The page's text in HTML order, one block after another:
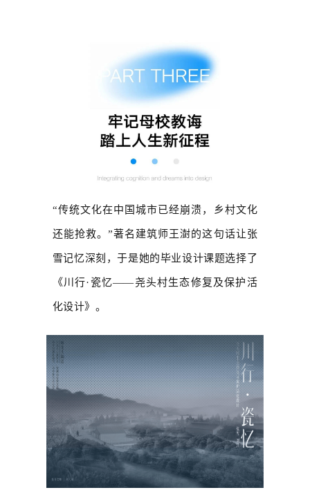
“传统文化在中国城市已经崩溃，乡村文化
还能抢救。”著名建筑师王澍的这句话让张
雪记忆深刻，于是她的毕业设计课题选择了
《川行·瓷忆——尧头村生态修复及保护活
化设计》。